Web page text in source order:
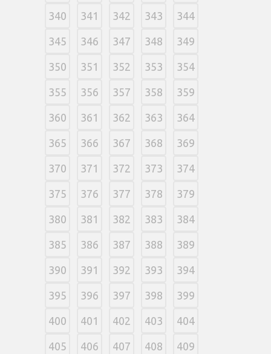
340 341 342 343 344
345 346 347 348 349
350 351 352 353 354
355 356 357 358 359
360 361 362 363 364
365 366 367 368 369
370 371 372 373 374
375 376 377 378 379
380 381 382 383 384
385 386 387 388 389
390 391 392 393 394
395 396 397 398 399
400 401 402 403 404
405 406 407 408 409